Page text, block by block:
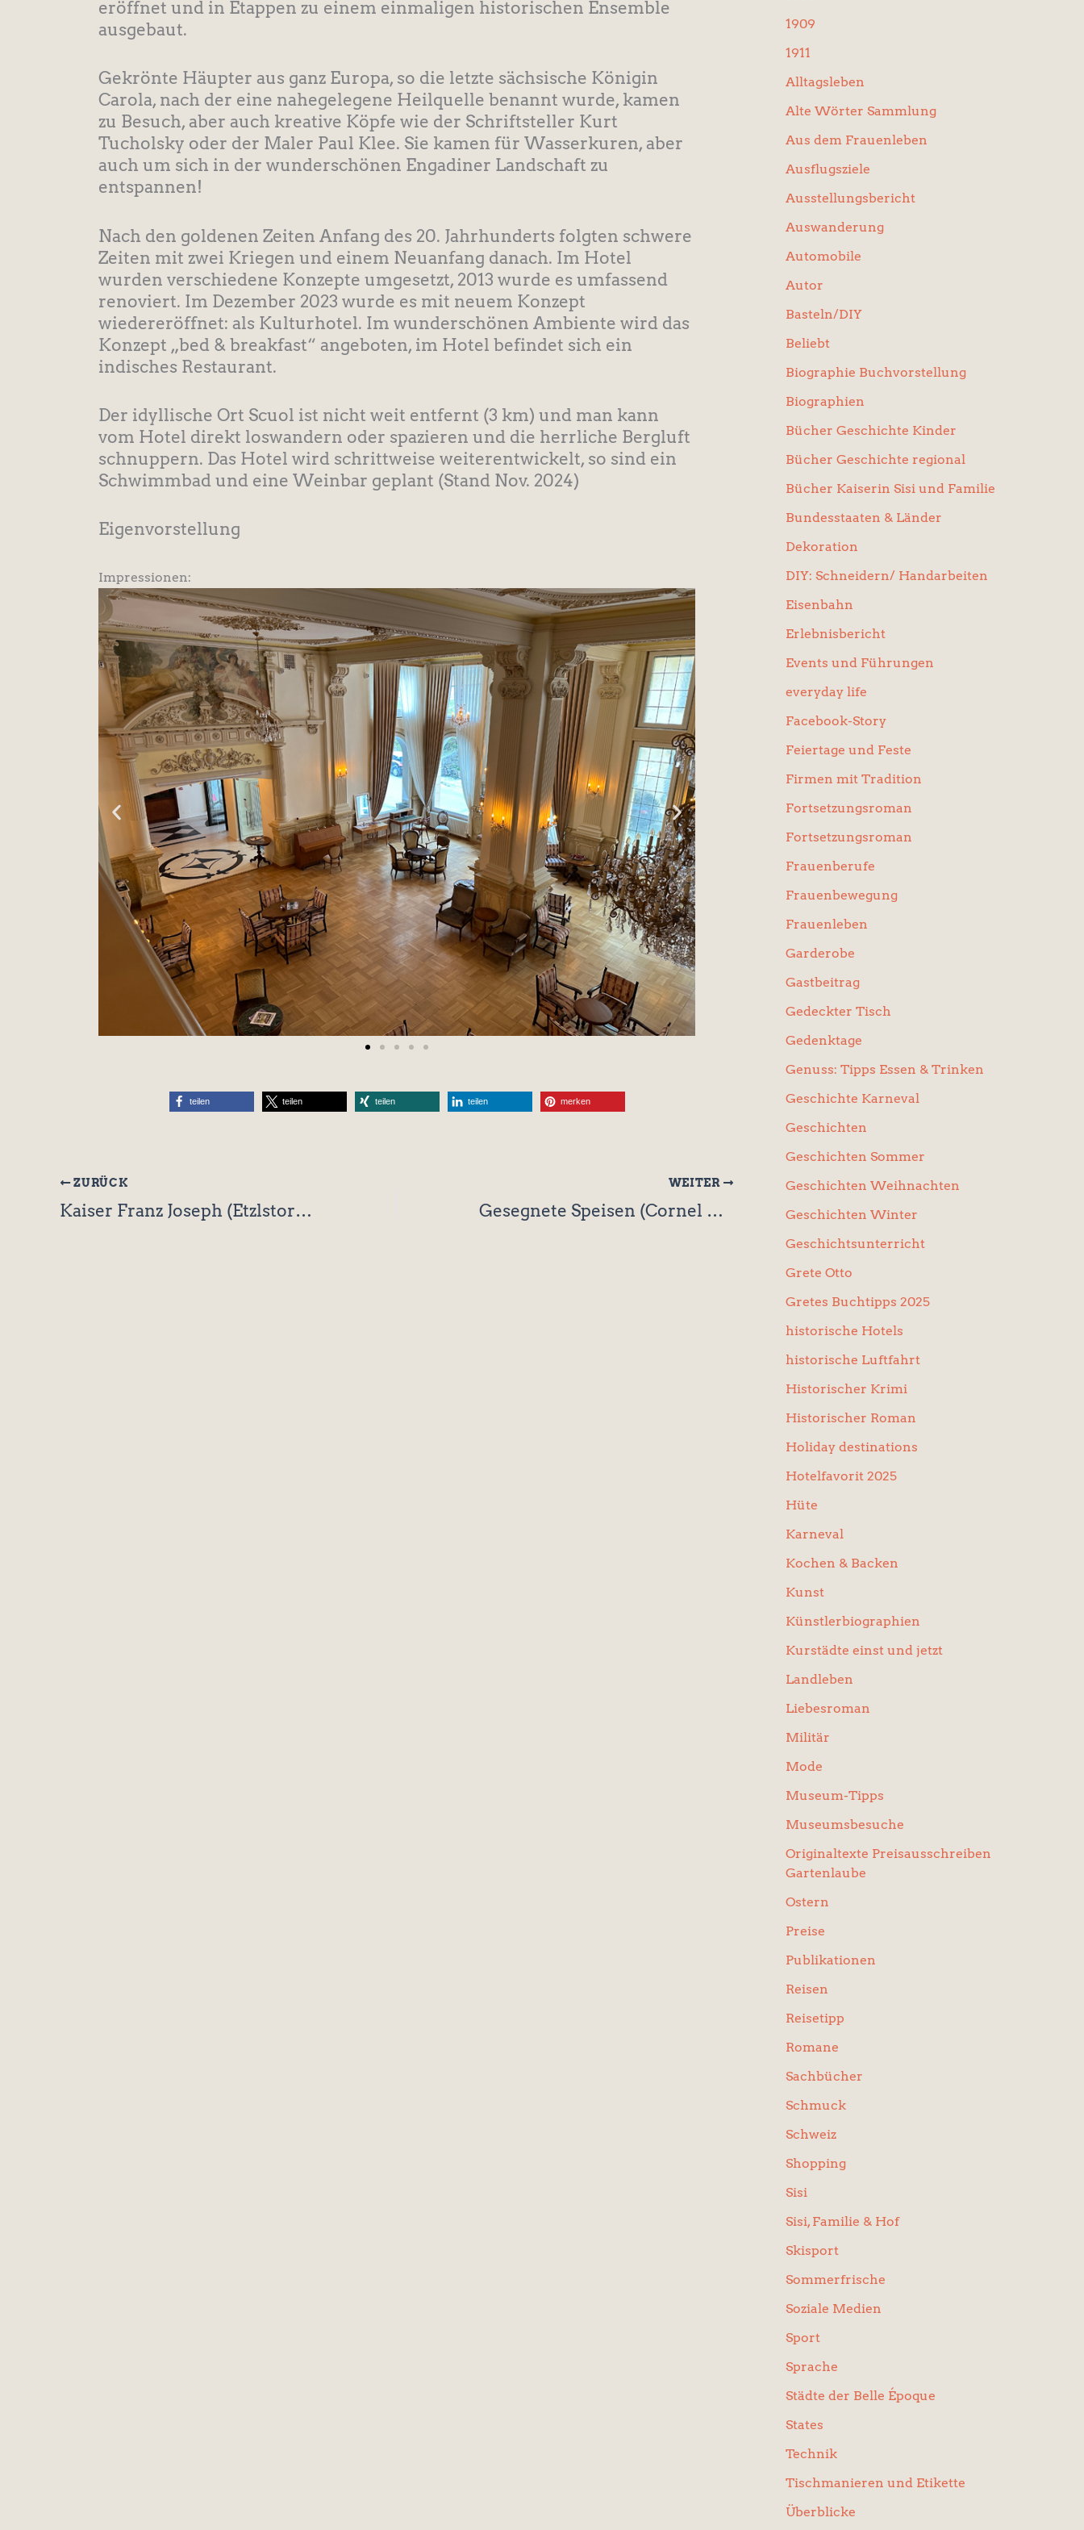
eröffnet und in Etappen zu einem einmaligen historischen Ensemble
ausgebaut.
Gekrönte Häupter aus ganz Europa, so die letzte sächsische Königin
Carola, nach der eine nahegelegene Heilquelle benannt wurde, kamen
zu Besuch, aber auch kreative Köpfe wie der Schriftsteller Kurt
Tucholsky oder der Maler Paul Klee. Sie kamen für Wasserkuren, aber
auch um sich in der wunderschönen Engadiner Landschaft zu
entspannen!
Nach den goldenen Zeiten Anfang des 20. Jahrhunderts folgten schwere
Zeiten mit zwei Kriegen und einem Neuanfang danach. Im Hotel
wurden verschiedene Konzepte umgesetzt, 2013 wurde es umfassend
renoviert. Im Dezember 2023 wurde es mit neuem Konzept
wiedereröffnet: als Kulturhotel. Im wunderschönen Ambiente wird das
Konzept „bed & breakfast“ angeboten, im Hotel befindet sich ein
indisches Restaurant.
Der idyllische Ort Scuol ist nicht weit entfernt (3 km) und man kann
vom Hotel direkt loswandern oder spazieren und die herrliche Bergluft
schnuppern. Das Hotel wird schrittweise weiterentwickelt, so sind ein
Schwimmbad und eine Weinbar geplant (Stand Nov. 2024)
Eigenvorstellung
Impressionen:
teilen teilen teilen teilen merken
ZURÜCK
Kaiser Franz Joseph (Etzlstorfer/Ilming)
WEITER
Gesegnete Speisen (Cornel Dora)
1909
1911
Alltagsleben
Alte Wörter Sammlung
Aus dem Frauenleben
Ausflugsziele
Ausstellungsbericht
Auswanderung
Automobile
Autor
Basteln/DIY
Beliebt
Biographie Buchvorstellung
Biographien
Bücher Geschichte Kinder
Bücher Geschichte regional
Bücher Kaiserin Sisi und Familie
Bundesstaaten & Länder
Dekoration
DIY: Schneidern/ Handarbeiten
Eisenbahn
Erlebnisbericht
Events und Führungen
everyday life
Facebook-Story
Feiertage und Feste
Firmen mit Tradition
Fortsetzungsroman
Fortsetzungsroman
Frauenberufe
Frauenbewegung
Frauenleben
Garderobe
Gastbeitrag
Gedeckter Tisch
Gedenktage
Genuss: Tipps Essen & Trinken
Geschichte Karneval
Geschichten
Geschichten Sommer
Geschichten Weihnachten
Geschichten Winter
Geschichtsunterricht
Grete Otto
Gretes Buchtipps 2025
historische Hotels
historische Luftfahrt
Historischer Krimi
Historischer Roman
Holiday destinations
Hotelfavorit 2025
Hüte
Karneval
Kochen & Backen
Kunst
Künstlerbiographien
Kurstädte einst und jetzt
Landleben
Liebesroman
Militär
Mode
Museum-Tipps
Museumsbesuche
Originaltexte Preisausschreiben
Gartenlaube
Ostern
Preise
Publikationen
Reisen
Reisetipp
Romane
Sachbücher
Schmuck
Schweiz
Shopping
Sisi
Sisi, Familie & Hof
Skisport
Sommerfrische
Soziale Medien
Sport
Sprache
Städte der Belle Époque
States
Technik
Tischmanieren und Etikette
Überblicke